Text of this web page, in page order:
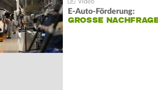
E-Auto-Förderung:
GROSSE NACHFRAGE